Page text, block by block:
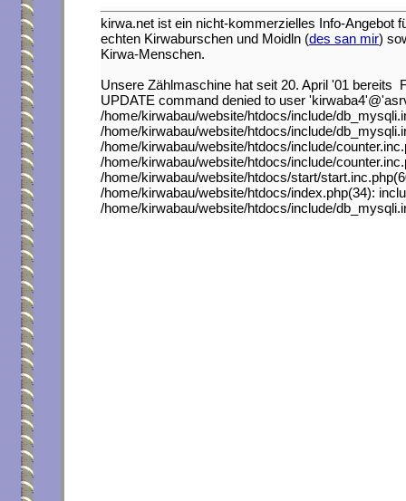
kirwa.net ist ein nicht-kommerzielles Info-Angebot
echten Kirwaburschen und Moidln (des san mir)
Kirwa-Menschen.
Unsere Zählmaschine hat seit 20. April '01 bereits
UPDATE command denied to user
/home/kirwabau/website/htdocs/include/
/home/kirwabau/website/htdocs/include/
/home/kirwabau/website/htdocs/include/
/home/kirwabau/website/htdocs/include/
/home/kirwabau/website/htdocs/start/
/home/kirwabau/website/htdocs/index.php(34):
/home/kirwabau/website/htdocs/include/